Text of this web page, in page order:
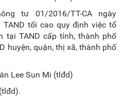
tư 01/2016/TT-CA ngày
tối cao quy định việc tổ
tại TAND cấp tỉnh, thành phố
huyện, quận, thị xã, thành phố
Lee Sun Mi (tlđd)